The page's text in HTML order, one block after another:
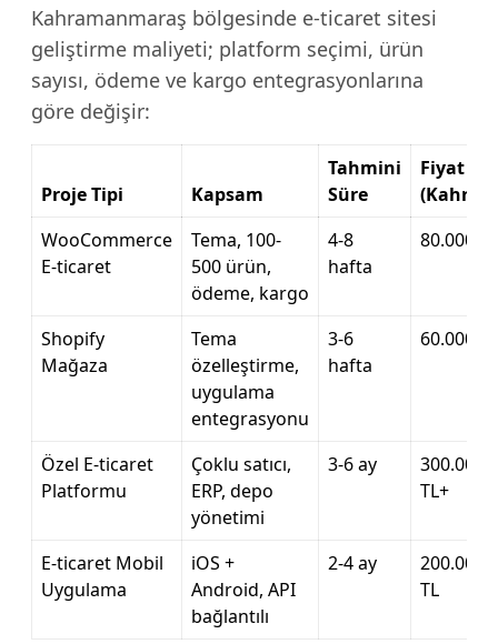
Kahramanmaraş bölgesinde e-ticaret sitesi
geliştirme maliyeti; platform seçimi, ürün
sayısı, ödeme ve kargo entegrasyonlarına
göre değişir:
Proje Tipi Kapsam
Tahmini
Süre
Fiyat
WooCommerce
E-ticaret
Tema, 100-
500 ürün,
ödeme, kargo
4-8
hafta
80.000 –
Shopify
Mağaza
Tema
özelleştirme,
uygulama
entegrasyonu
3-6
hafta
60.000 –
Özel E-ticaret
Platformu
Çoklu satıcı,
ERP, depo
yönetimi
3-6 ay
300.000
TL+
E-ticaret Mobil
Uygulama
iOS +
Android, API
bağlantılı
2-4 ay
200.000
TL